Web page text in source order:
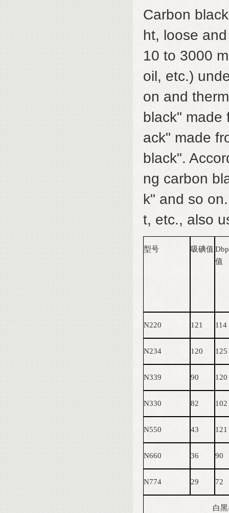
Carbon
ht, loose
10 to 3000
oil, etc.)
on and
black" made
ack" made
black".
ng carbon
k" and so
t, etc., also
型号 吸碘值 Dbp
值
N220 121 114
N234 120 125
N339 90 120
N330 82 102
N550 43 121
N660 36 90
N774 29 72
白